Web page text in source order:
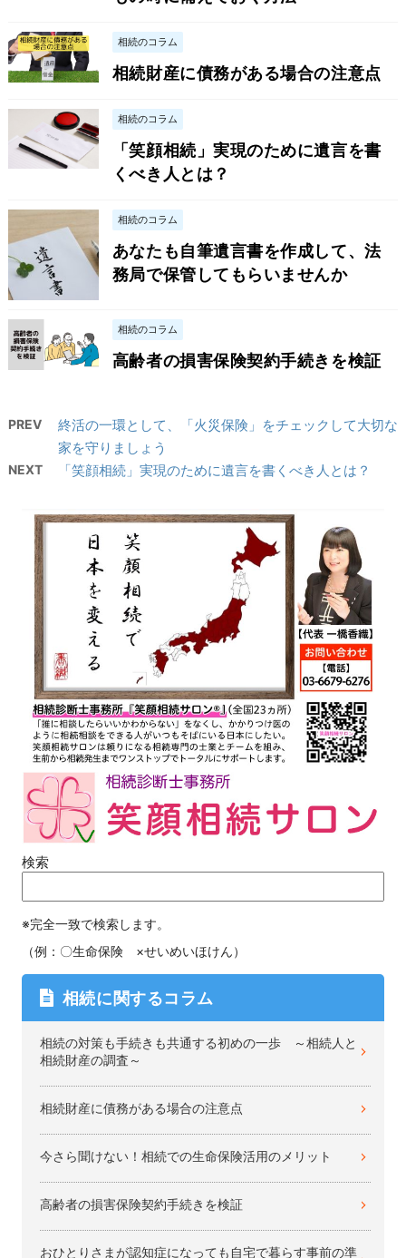
相続のコラム
相続財産に債務がある場合の注意点
相続のコラム
「笑顔相続」実現のために遺言を書
くべき人とは？
相続のコラム
あなたも自筆遺言書を作成して、法
務局で保管してもらいませんか
相続のコラム
高齢者の損害保険契約手続きを検証
PREV
終活の一環として、「火災保険」をチェックして大切な
家を守りましょう
NEXT 「笑顔相続」実現のために遺言を書くべき人とは？
検索
※完全一致で検索します。
（例：〇生命保険 ×せいめいほけん）
相続に関するコラム
相続の対策も手続きも共通する初めの一歩 ～相続人と
相続財産の調査～
相続財産に債務がある場合の注意点
今さら聞けない！相続での生命保険活用のメリット
高齢者の損害保険契約手続きを検証
おひとりさまが認知症になっても自宅で暮らす事前の準